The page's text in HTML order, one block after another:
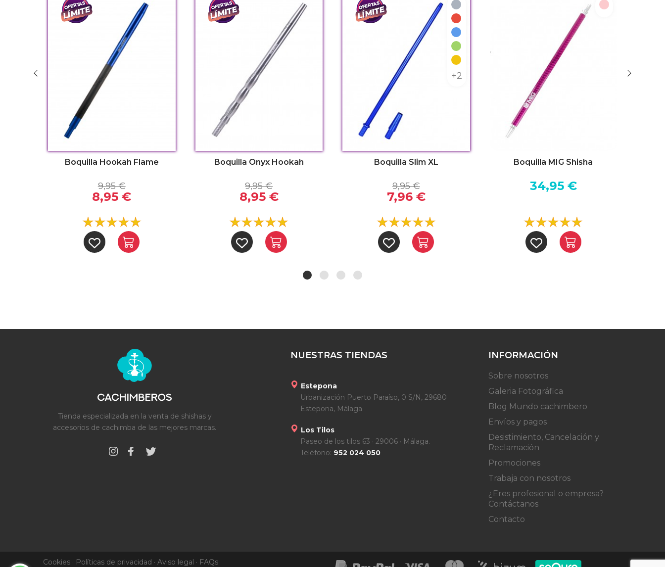
Boquilla Hookah Flame
9,95 €
8,95 €
Boquilla Onyx Hookah
9,95 €
8,95 €
Gris
Rojo
Azul
Verde
Amarillo
+2
Boquilla Slim XL
9,95 €
7,96 €
Rosa
Boquilla MIG Shisha
34,95 €
Tienda especializada en la venta de shishas y
accesorios de cachimba de las mejores marcas.
NUESTRAS TIENDAS
Estepona
Urbanización Puerto Paraíso, 0 S/N, 29680
Estepona, Málaga
Los Tilos
Paseo de los tilos 63 · 29006 · Málaga.
Teléfono: 952 024 050
INFORMACIÓN
Sobre nosotros
Galeria Fotográfica
Blog Mundo cachimbero
Envíos y pagos
Desistimiento, Cancelación y
Reclamación
Promociones
Trabaja con nosotros
¿Eres profesional o empresa?
Contáctanos
Contacto
Cookies · Políticas de privacidad · Aviso legal · FAQs